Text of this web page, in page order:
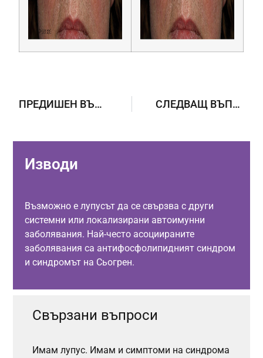
ПРЕДИШЕН ВЪПРОС СЛЕДВАЩ ВЪПРОС
Изводи
Възможно е лупусът да се свързва с други
системни или локализирани автоимунни
заболявания. Най-често асоциираните
заболявания са антифосфолипидният синдром
и синдромът на Сьогрен.
Свързани въпроси
Имам лупус. Имам и симптоми на синдрома